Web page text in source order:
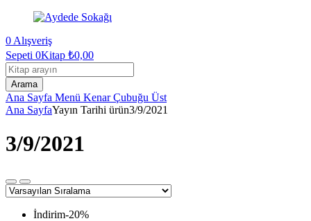
0 Alışveriş
Sepeti 0Kitap ₺0,00
Kitap
arama
Arama
Ana Sayfa Menü Kenar Çubuğu Üst
Ana SayfaYayın Tarihi ürün3/9/2021
3/9/2021
İndirim-20%